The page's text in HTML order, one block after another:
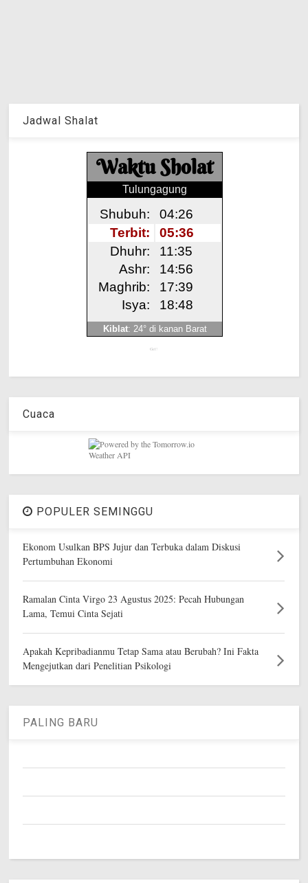
Jadwal Shalat
Get!
Cuaca
POPULER SEMINGGU
Ekonom Usulkan BPS Jujur dan Terbuka dalam Diskusi
Pertumbuhan Ekonomi
Ramalan Cinta Virgo 23 Agustus 2025: Pecah Hubungan
Lama, Temui Cinta Sejati
Apakah Kepribadianmu Tetap Sama atau Berubah? Ini Fakta
Mengejutkan dari Penelitian Psikologi
PALING BARU